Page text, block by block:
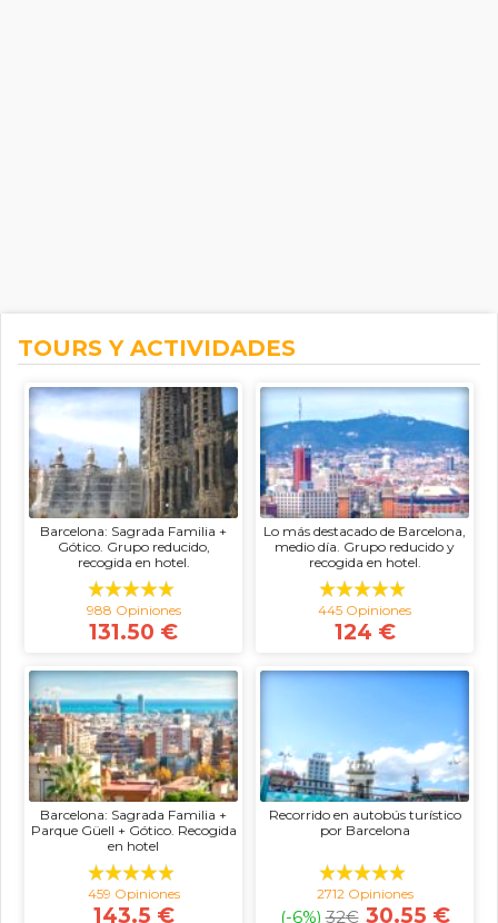
TOURS Y ACTIVIDADES
Barcelona: Sagrada Familia +
Gótico. Grupo reducido,
recogida en hotel.
988 Opiniones
131.50 €
Lo más destacado de Barcelona,
medio día. Grupo reducido y
recogida en hotel.
445 Opiniones
124 €
Barcelona: Sagrada Familia +
Parque Güell + Gótico. Recogida
en hotel
459 Opiniones
143.5 €
Recorrido en autobús turístico
por Barcelona
2712 Opiniones
(-6%) 32€ 30.55 €